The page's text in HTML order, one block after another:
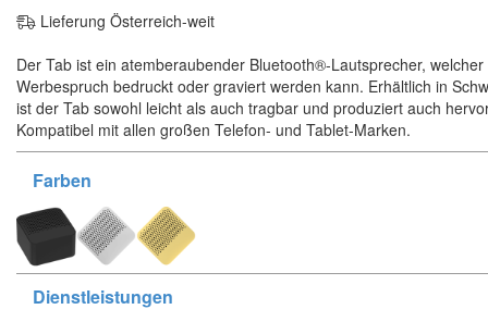
Lieferung Österreich-weit
Der Tab ist ein atemberaubender Bluetooth®-Lautsprecher,
Werbespruch bedruckt oder graviert werden kann. Erhältlich in
ist der Tab sowohl leicht als auch tragbar und produziert auch
Kompatibel mit allen großen Telefon- und Tablet-Marken.
Farben
Dienstleistungen